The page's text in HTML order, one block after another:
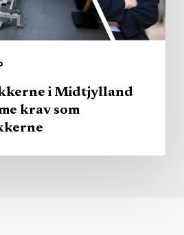
i Midtjylland
krav som